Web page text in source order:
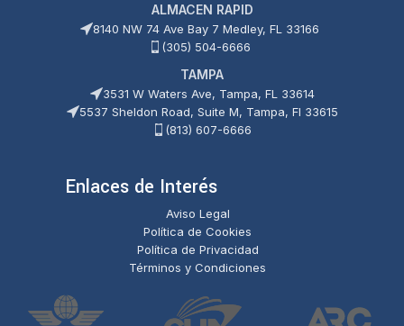
ALMACEN RAPID
8140 NW 74 Ave Bay 7 Medley, FL 33166
(305) 504-6666
TAMPA
3531 W Waters Ave, Tampa, FL 33614
5537 Sheldon Road, Suite M, Tampa, Fl 33615
(813) 607-6666
Enlaces de Interés
Aviso Legal
Política de Cookies
Política de Privacidad
Términos y Condiciones